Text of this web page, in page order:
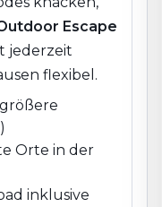
Escape
jederzeit
flexibel.
Orte in der
inklusive